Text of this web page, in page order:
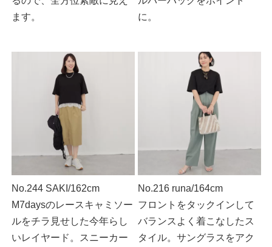
ます。
に。
No.244 SAKI/162cm
M7daysのレースキャミソー
ルをチラ見せした今年らし
いレイヤード。スニーカー
No.216 runa/164cm
フロントをタックインして
バランスよく着こなしたス
タイル。サングラスをアク